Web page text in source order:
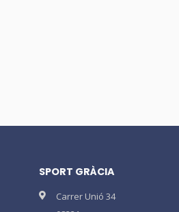
SPORT GRÀCIA
Carrer Unió 34